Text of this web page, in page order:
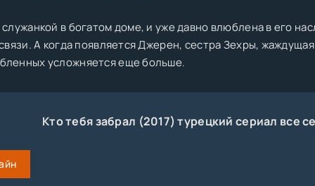
в богатом доме, и уже давно влюблена в его
А когда появляется Джерен, сестра Зехры,
усложняется еще больше.
Кто тебя забрал (2017) турецкий сериал все